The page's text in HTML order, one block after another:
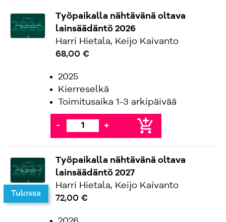
Työpaikalla nähtävänä oltava
lainsäädäntö 2026
Harri Hietala, Keijo Kaivanto
68,00 €
2025
Kierreselkä
Toimitusaika 1-3 arkipäivää
- + add_shopping_cart
Tulossa
Työpaikalla nähtävänä oltava
lainsäädäntö 2027
Harri Hietala, Keijo Kaivanto
72,00 €